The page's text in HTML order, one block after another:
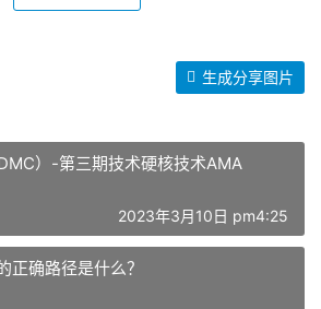
生成分享图片
）-第三期技术硬核技术AMA
2023年3月10日 pm4:25
正确路径是什么？